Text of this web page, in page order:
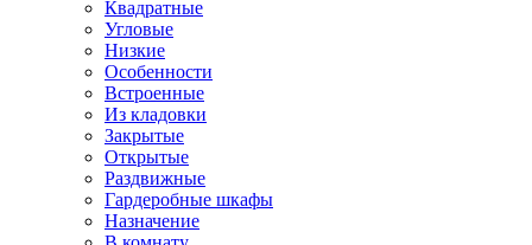
Квадратные
Угловые
Низкие
Особенности
Встроенные
Из кладовки
Закрытые
Открытые
Раздвижные
Гардеробные шкафы
Назначение